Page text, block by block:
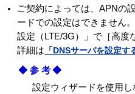
ご契約によっては、APNの
ードでの設定はできません
設定（LTE/3G）」で［高度
詳細は 「DNSサーバを設定す
◆参考◆
設定ウィザードを使用し